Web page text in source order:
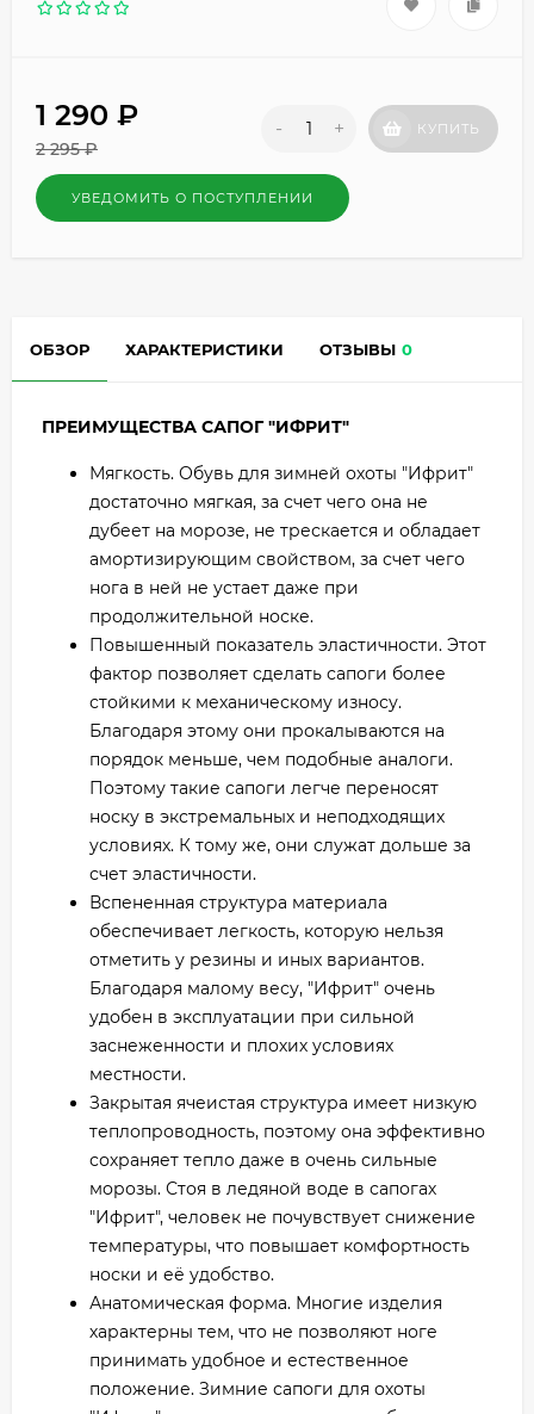
1 290 ₽
2 295₽
- + КУПИТЬ
УВЕДОМИТЬ О ПОСТУПЛЕНИИ
ОБЗОР ХАРАКТЕРИСТИКИ ОТЗЫВЫ 0
ПРЕИМУЩЕСТВА САПОГ "ИФРИТ"
Мягкость. Обувь для зимней охоты "Ифрит"
достаточно мягкая, за счет чего она не
дубеет на морозе, не трескается и обладает
амортизирующим свойством, за счет чего
нога в ней не устает даже при
продолжительной носке.
Повышенный показатель эластичности. Этот
фактор позволяет сделать сапоги более
стойкими к механическому износу.
Благодаря этому они прокалываются на
порядок меньше, чем подобные аналоги.
Поэтому такие сапоги легче переносят
носку в экстремальных и неподходящих
условиях. К тому же, они служат дольше за
счет эластичности.
Вспененная структура материала
обеспечивает легкость, которую нельзя
отметить у резины и иных вариантов.
Благодаря малому весу, "Ифрит" очень
удобен в эксплуатации при сильной
заснеженности и плохих условиях
местности.
Закрытая ячеистая структура имеет низкую
теплопроводность, поэтому она эффективно
сохраняет тепло даже в очень сильные
морозы. Стоя в ледяной воде в сапогах
"Ифрит", человек не почувствует снижение
температуры, что повышает комфортность
носки и её удобство.
Анатомическая форма. Многие изделия
характерны тем, что не позволяют ноге
принимать удобное и естественное
положение. Зимние сапоги для охоты